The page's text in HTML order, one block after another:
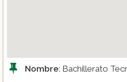
Nombre: Bachillerato